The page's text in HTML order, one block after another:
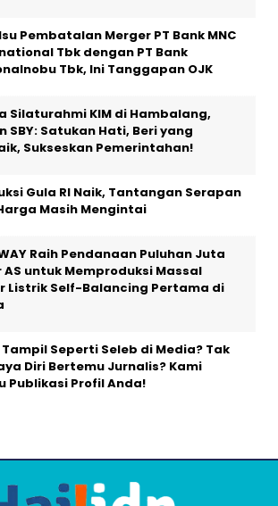
Pembatalan Merger PT Bank MNC
Tbk dengan PT Bank
Tbk, Ini Tanggapan OJK
Silaturahmi KIM di Hambalang,
SBY: Satukan Hati, Beri yang
Sukseskan Pemerintahan!
Gula RI Naik, Tantangan Serapan
Masih Mengintai
Raih Pendanaan Puluhan Juta
AS untuk Memproduksi Massal
Listrik Self-Balancing Pertama di
Seperti Seleb di Media? Tak
Diri Bertemu Jurnalis? Kami
Publikasi Profil Anda!